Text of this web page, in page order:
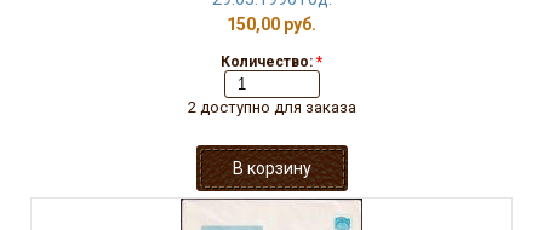
150,00 руб.
Количество: *
2 доступно для заказа